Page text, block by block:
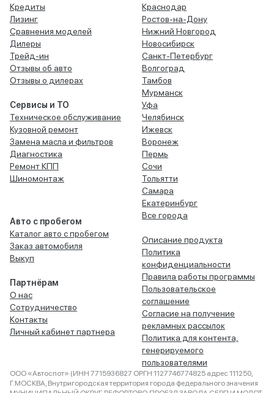
Кредиты
Лизинг
Сравнения моделей
Дилеры
Трейд-ин
Отзывы об авто
Отзывы о дилерах
Сервисы и ТО
Техническое обслуживание
Кузовной ремонт
Замена масла и фильтров
Диагностика
Ремонт КПП
Шиномонтаж
Авто с пробегом
Каталог авто с пробегом
Заказ автомобиля
Выкуп
Партнёрам
О нас
Сотрудничество
Контакты
Личный кабинет партнера
Краснодар
Ростов-на-Дону
Нижний Новгород
Новосибирск
Санкт-Петербург
Волгоград
Тамбов
Мурманск
Уфа
Челябинск
Ижевск
Воронеж
Пермь
Сочи
Тольятти
Самара
Екатеринбург
Все города
Описание продукта
Политика
конфиденциальности
Правила работы программы
Пользовательское
соглашение
Согласие на получение
рекламных рассылок
Политика для контента,
генерируемого
пользователями
ООО «Автоспот» (ИНН 7715936827 ОРГН 1127746774825 адрес 111250,
Г.МОСКВА, Внутригородская территория города федерального значения